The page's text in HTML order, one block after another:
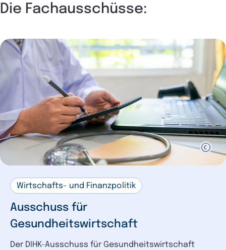
Die Fachausschüsse:
Wirtschafts- und Finanzpolitik
Ausschuss für
Gesundheitswirtschaft
Der DIHK-Ausschuss für Gesundheitswirtschaft